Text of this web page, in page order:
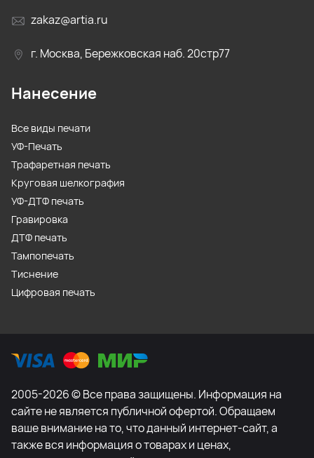
zakaz@artia.ru
г. Москва, Бережковская наб. 20стр77
Нанесение
Все виды печати
УФ-Печать
Трафаретная печать
Круговая шелкография
УФ-ДТФ печать
Гравировка
ДТФ печать
Тампопечать
Тиснение
Цифровая печать
2005-2026 © Все права защищены. Информация на
сайте не является публичной офертой. Обращаем
ваше внимание на то, что данный интернет-сайт, а
также вся информация о товарах и ценах,